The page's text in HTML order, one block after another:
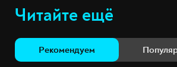
Читайте ещё
Рекомендуем